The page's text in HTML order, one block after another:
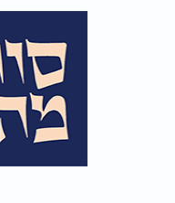
קמתי מיד
לא הייתה
המילים
באותו רגע,
ואז
באותו רגע